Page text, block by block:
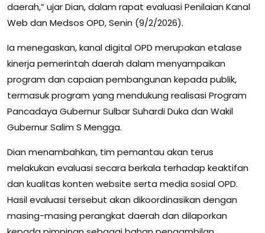
daerah,” ujar Dian, dalam rapat evaluasi Penilaian Kanal
Web dan Medsos OPD, Senin (9/2/2026).
Ia menegaskan, kanal digital OPD merupakan etalase
kinerja pemerintah daerah dalam menyampaikan
program dan capaian pembangunan kepada publik,
termasuk program yang mendukung realisasi Program
Pancadaya Gubernur Sulbar Suhardi Duka dan Wakil
Gubernur Salim S Mengga.
Dian menambahkan, tim pemantau akan terus
melakukan evaluasi secara berkala terhadap keaktifan
dan kualitas konten website serta media sosial OPD.
Hasil evaluasi tersebut akan dikoordinasikan dengan
masing-masing perangkat daerah dan dilaporkan